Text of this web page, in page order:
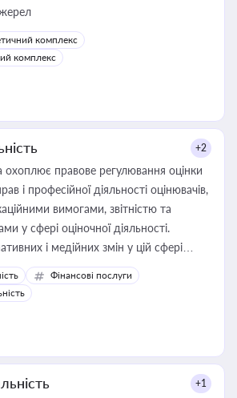
комплекс
комплекс
+2
охоплює правове регулювання оцінки
і професійної діяльності оцінювачів,
вимогами, звітністю та
у сфері оціночної діяльності.
і медійних змін у цій сфері
бізнесу, керівника, юриста або
оподаткування, приватизації, оренди
угод і перевірки
діяльності
Фінансові послуги
+1